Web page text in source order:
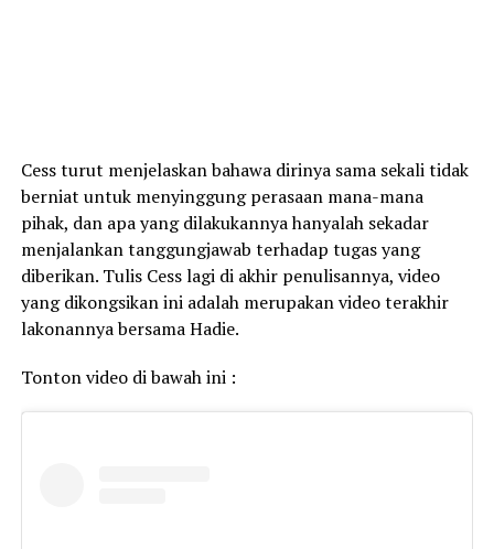
Cess turut menjelaskan bahawa dirinya sama sekali tidak
berniat untuk menyinggung perasaan mana-mana
pihak, dan apa yang dilakukannya hanyalah sekadar
menjalankan tanggungjawab terhadap tugas yang
diberikan. Tulis Cess lagi di akhir penulisannya, video
yang dikongsikan ini adalah merupakan video terakhir
lakonannya bersama Hadie.
Tonton video di bawah ini :